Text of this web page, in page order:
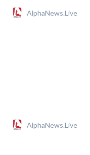
AlphaNews.Live
AlphaNews.Live